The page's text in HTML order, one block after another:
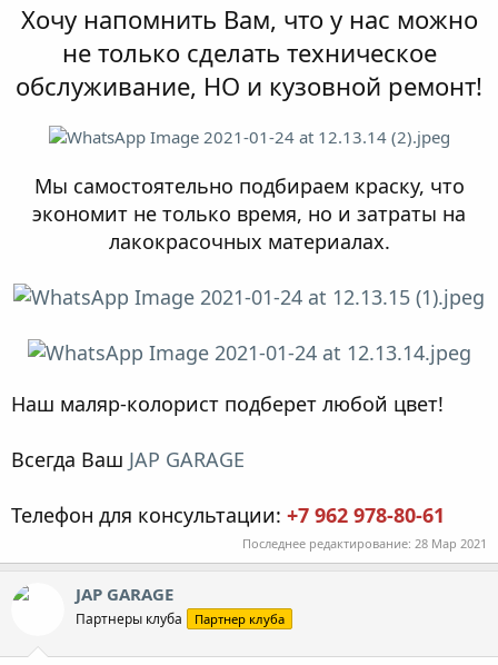
Хочу напомнить Вам, что у нас можно
не только сделать техническое
обслуживание, НО и кузовной ремонт!
Мы самостоятельно подбираем краску, что
экономит не только время, но и затраты на
лакокрасочных материалах.
Наш маляр-колорист подберет любой цвет!
Всегда Ваш JAP GARAGE
Телефон для консультации: +7 962 978-80-61
Последнее редактирование: 28 Мар 2021
JAP GARAGE
Партнеры клуба Партнер клуба